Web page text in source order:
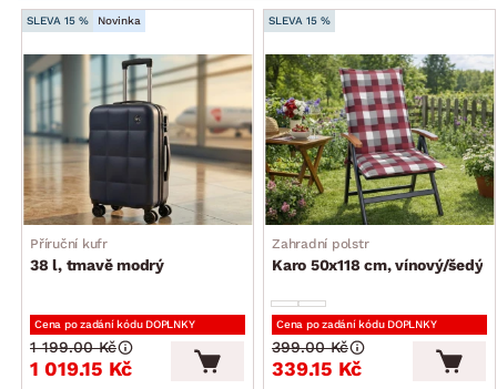
SLEVA 15 % Novinka
Příruční kufr
38 l, tmavě modrý
Cena po zadání kódu DOPLNKY
1 019.15 Kč
1 199.00 Kč
SLEVA 15 %
Zahradní polstr
Karo 50x118 cm, vínový/šedý
Cena po zadání kódu DOPLNKY
339.15 Kč
399.00 Kč